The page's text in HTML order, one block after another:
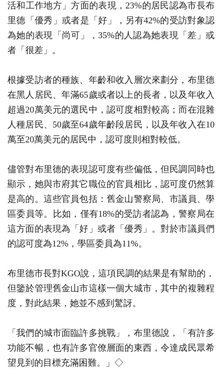
活和工作地方」方面的表現，23%的居民認為市長布
里德「優秀」或者是「好」，另有42%的受訪對象認
為她的表現「尚可」，35%的人認為她表現「差」或
者「很差」。
根據受訪者的種族、年齡和收入層次來劃分，布里德
在黑人居民、年滿65歲或者以上的長者，以及年收入
超過20萬美元的選民中，認可度相對較高；而在混雜
人種居民、50歲至64歲年齡段居民，以及年收入在10
萬至20萬美元的居民中，認可度則相對較低。
儘管對布里德的表現認可度有些偏低，但民調同時也
顯示，她與市府其它職位的官員相比，認可度仍然算
是高的。這些官員包括：舊金山警察局、市議員、學
區委員等。比如，僅有18%的受訪者認為，警察局在
這方面的表現為「好」或者「優秀」。對於市議員們
的認可度為12%，學區委員為11%。
布里德市長對KGO說，這項民調的結果是有幫助的，
但鑒於管理舊金山市這樣一個大城市，其中的複雜程
度，對此結果，她並不感到驚訝。
「我們的城市面臨許多挑戰」，布里德說，「有許多
功能不暢，也有許多官僚層面的東西，令達成民眾希
望見到的目標充滿困難。」◇